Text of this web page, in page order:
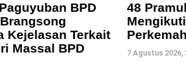
BPD
Kejelasan Terkait
Massal BPD
48
7 Agustus 2026,